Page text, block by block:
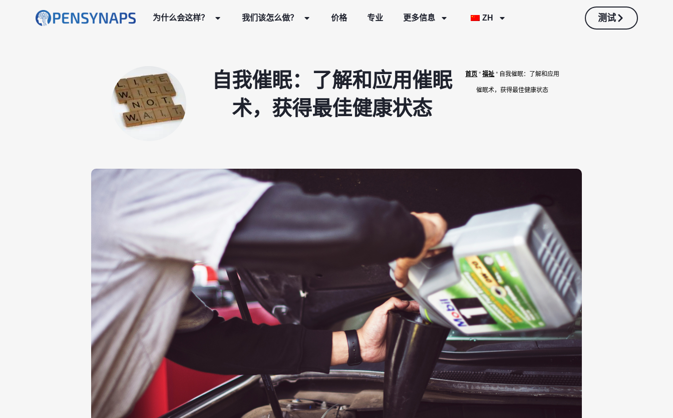
为什么会这样？ 我们该怎么做？ 价格 专业 更多信息 ZH 测试
自我催眠：了解和应用催眠
术，获得最佳健康状态
首页"福祉" 自我催眠：了解和应用
催眠术，获得最佳健康状态